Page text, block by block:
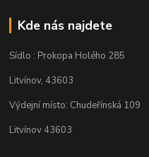
Kde nás najdete
Sídlo : Prokopa Holého 285
Litvínov, 43603
Výdejní místo: Chudeřínská 109
Litvínov 43603